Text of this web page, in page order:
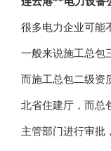
很多电力企业可能
一般来说施工总包
而施工总包二级资
北省住建厅，而总
主管部门进行审批